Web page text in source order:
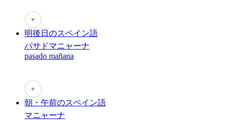
♥
明後日のスペイン語
パサドマニャーナ
pasado mañana
♥
朝・午前のスペイン語
マニャーナ